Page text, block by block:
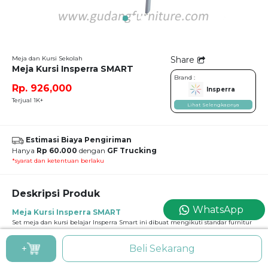
Meja dan Kursi Sekolah
Meja Kursi Insperra SMART
Rp. 926,000
Terjual 1K+
Share
Brand :
Insperra
Lihat Selengkapnya
Estimasi Biaya Pengiriman
Hanya Rp 60.000 dengan GF Trucking
*syarat dan ketentuan berlaku
Deskripsi Produk
Meja Kursi Insperra SMART
Set meja dan kursi belajar Insperra Smart ini dibuat mengikuti standar furnitur
pendidikan dengan tinggi yang proporsional untuk anak sekolah. Desainnya
sederhana namun fungsional, membantu anak fokus belajar, menulis, dan
membaca dengan postur tubuh yang lebih baik..
+ Beli Sekarang
WhatsApp